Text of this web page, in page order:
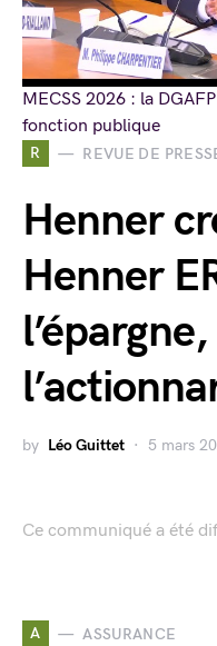
R REVUE DE
Henner
Henner
by Léo Guittet 5 mars
Ce communiqué a été
A ASSURANCE
MECSS 2026 : la
fonction publique